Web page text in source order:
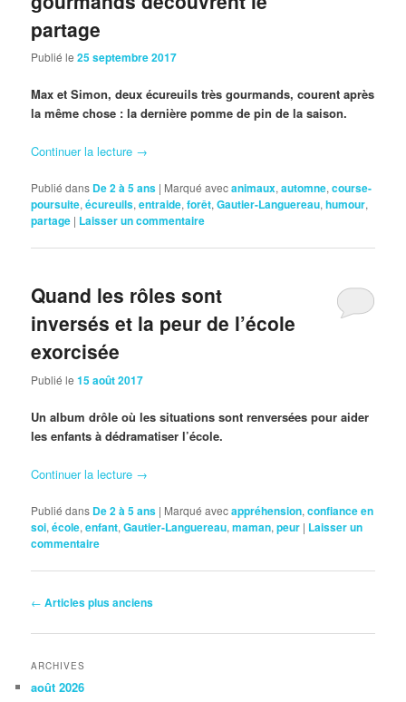
partage
Publié le25 septembre 2017
Max et Simon, deux écureuils très gourmands, courent après
la même chose : la dernière pomme de pin de la saison.
Continuer la lecture →
Publié dans De 2 à 5 ans | Marqué avecanimaux,automne,course-
poursuite,écureuils,entraide,forêt,Gautier-Languereau,humour,
partage | Laisser un commentaire
Quand les rôles sont
inversés et la peur de l’école
exorcisée
Publié le15 août 2017
Un album drôle où les situations sont renversées pour aider
les enfants à dédramatiser l’école.
Continuer la lecture →
Publié dans De 2 à 5 ans | Marqué avecappréhension,confiance en
soi,école,enfant,Gautier-Languereau,maman,peur | Laisser un
commentaire
Navigation
articles
← Articles plus anciens
ARCHIVES
août 2026